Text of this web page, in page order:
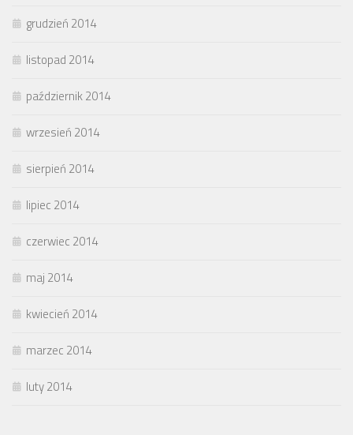
grudzień 2014
listopad 2014
październik 2014
wrzesień 2014
sierpień 2014
lipiec 2014
czerwiec 2014
maj 2014
kwiecień 2014
marzec 2014
luty 2014